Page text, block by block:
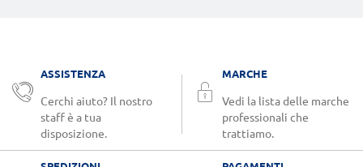
ASSISTENZA
Cerchi aiuto? Il nostro
staff è a tua
disposizione.
MARCHE
Vedi la lista delle marche
professionali che
trattiamo.